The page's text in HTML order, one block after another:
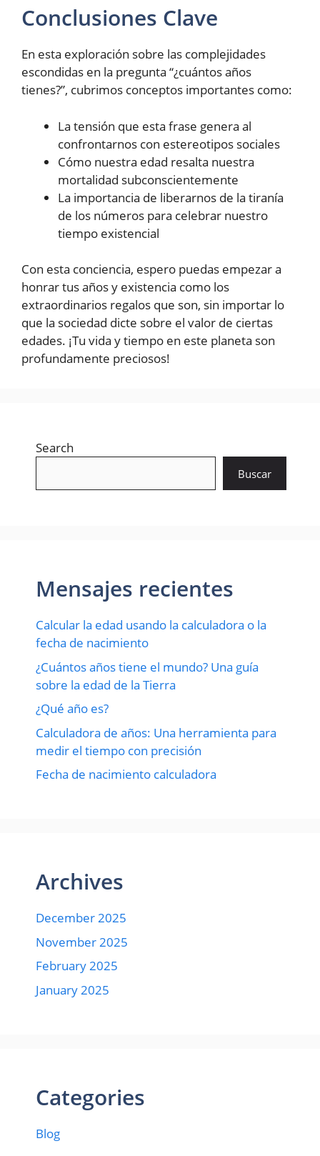
Conclusiones Clave
En esta exploración sobre las complejidades
escondidas en la pregunta “¿cuántos años
tienes?”, cubrimos conceptos importantes como:
La tensión que esta frase genera al
confrontarnos con estereotipos sociales
Cómo nuestra edad resalta nuestra
mortalidad subconscientemente
La importancia de liberarnos de la tiranía
de los números para celebrar nuestro
tiempo existencial
Con esta conciencia, espero puedas empezar a
honrar tus años y existencia como los
extraordinarios regalos que son, sin importar lo
que la sociedad dicte sobre el valor de ciertas
edades. ¡Tu vida y tiempo en este planeta son
profundamente preciosos!
Search
Buscar
Mensajes recientes
Calcular la edad usando la calculadora o la
fecha de nacimiento
¿Cuántos años tiene el mundo? Una guía
sobre la edad de la Tierra
¿Qué año es?
Calculadora de años: Una herramienta para
medir el tiempo con precisión
Fecha de nacimiento calculadora
Archives
December 2025
November 2025
February 2025
January 2025
Categories
Blog